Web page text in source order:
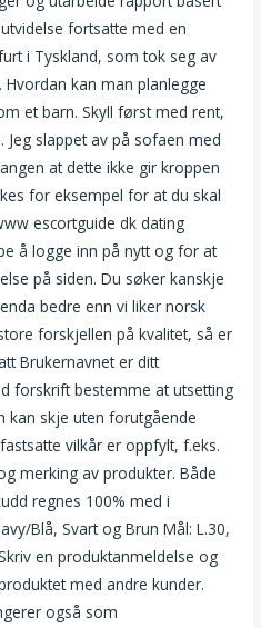
fortsatte med en
i Tyskland, som tok seg av
Hvordan kan man planlegge
et barn. Skyll først med rent,
Jeg slappet av på sofaen med
at dette ikke gir kroppen
for eksempel for at du skal
escortguide dk dating
å logge inn på nytt og for at
på siden. Du søker kanskje
bedre enn vi liker norsk
forskjellen på kvalitet, så er
Brukernavnet er ditt
forskrift bestemme at utsetting
kan skje uten forutgående
vilkår er oppfylt, f.eks.
merking av produkter. Både
regnes 100% med i
Blå, Svart og Brun Mål: L.30,
en produktanmeldelse og
med andre kunder.
også som